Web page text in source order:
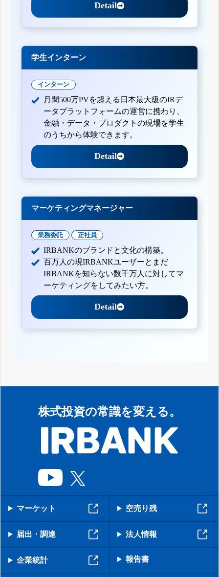
Detail
学生インターン
インターン
月間500万PVを超える日本最大級のIRデ
ータプラットフォームの運営に携わり、
金融・データ・プロダクトの現場を学生
のうちから体験できます。
Detail
マーケティングマネージャー
業務委託 正社員
IRBANKのブランドと文化の構築。
百万人の現IRBANKユーザーとまだ
IRBANKを知らない数千万人に対してマ
ーケティングをしてみたい方。
Detail
株式投資の常識を変える。
マーケット 空売り残
届出・調達 法人情報
企業統計 報告書